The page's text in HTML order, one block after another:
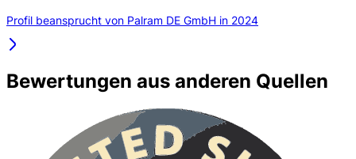
Profil beansprucht von Palram DE GmbH in 2024
Bewertungen aus anderen Quellen